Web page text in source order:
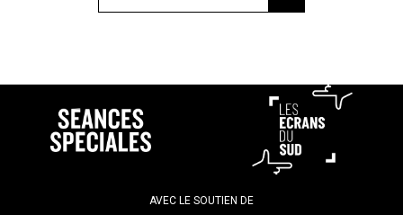
AVEC LE SOUTIEN DE